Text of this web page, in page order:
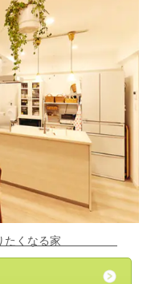
帰りたくなる家